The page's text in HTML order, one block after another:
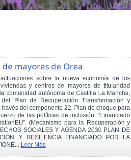
mayores de Orea
sobre la nueva economía de los
y centros de mayores de titularidad
comunidad autónoma de Castilla La Mancha,
Plan de Recuperación Transformación y
través del componente 22. Plan de choque para
de las políticas de inclusión. “Financiado
(Mecanismo para la Recuperación y
SOCIALES Y AGENDA 2030 PLAN DE
Y RESILENCIA FINANCIADO POR LA
Leer Más